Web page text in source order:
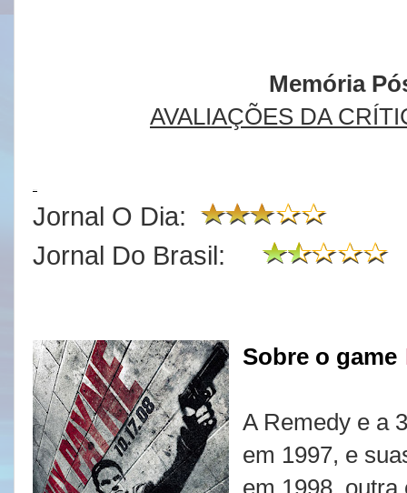
Memória
AVALIAÇÕES DA
Jornal O Dia:
Jornal Do Brasil:
Sobre o game
A Remedy e a
em 1997, e
em 1998, outra